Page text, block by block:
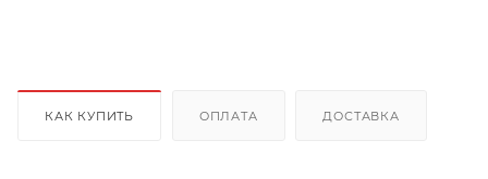
КАК КУПИТЬ ОПЛАТА ДОСТАВКА